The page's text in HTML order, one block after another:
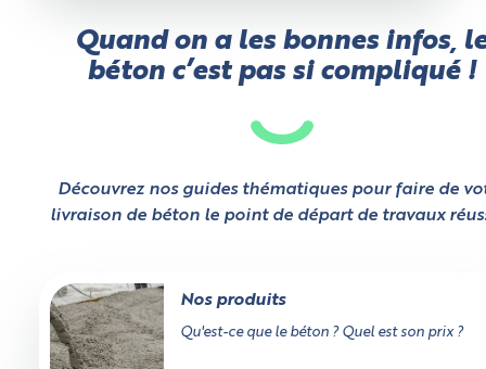
Quand on a les bonnes infos,
béton c’est pas si compliqué !
Découvrez nos guides thématiques pour faire de
livraison de béton le point de départ de travaux
Nos produits
Qu'est-ce que le béton ? Quel est son prix ?